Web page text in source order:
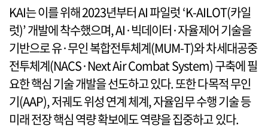
KAI는 이를 위해 2023년부터 AI 파일럿 ‘K-AILOT(카일
럿)’ 개발에 착수했으며, AI·빅데이터·자율제어 기술을
기반으로 유·무인 복합전투체계(MUM-T)와 차세대공중
전투체계(NACS·Next Air Combat System) 구축에 필
요한 핵심 기술 개발을 선도하고 있다. 또한 다목적 무인
기(AAP), 저궤도 위성 연계 체계, 자율임무 수행 기술 등
미래 전장 핵심 역량 확보에도 역량을 집중하고 있다.